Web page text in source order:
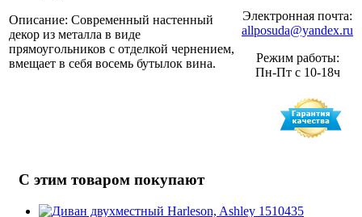
Описание: Современный настенный
декор из металла в виде
прямоугольников с отделкой чернением,
вмещает в себя восемь бутылок вина.
Электронная почта:
allposuda@yandex.ru
Режим работы:
Пн-Пт с 10-18ч
С этим товаром покупают